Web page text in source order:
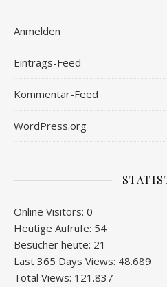
Anmelden
Eintrags-Feed
Kommentar-Feed
WordPress.org
Online Visitors: 0
Heutige Aufrufe: 54
Besucher heute: 21
Last 365 Days Views: 48.689
Total Views: 121.837